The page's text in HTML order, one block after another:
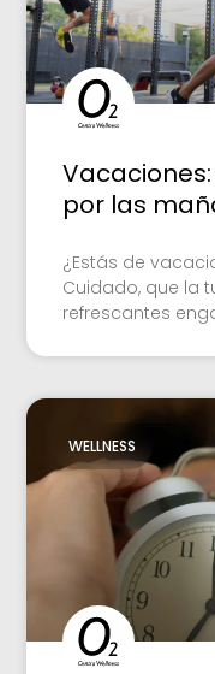
por las
¿Estás de
Cuidado, que la
refrescantes
WELLNESS